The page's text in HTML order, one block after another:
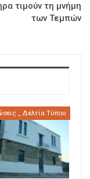
τιμούν τη μνήμη
των Τεμπών
_ Δελτία Τύπου